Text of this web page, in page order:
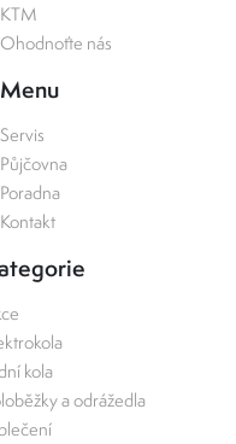
KTM
Ohodnoťte nás
Menu
Servis
Půjčovna
Poradna
Kontakt
kola
a odrážedla